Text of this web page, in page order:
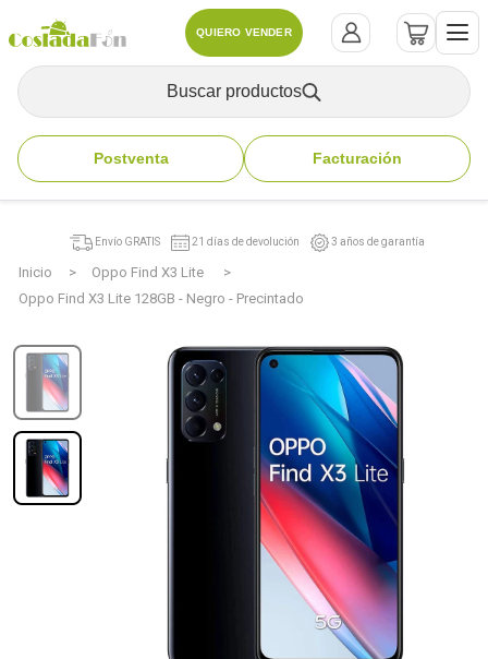
QUIERO VENDER
Buscar productos
Postventa Facturación
Inicio
Oppo Find X3 Lite
Oppo Find X3 Lite 128GB - Negro - Precintado
Envío GRATIS 21 días de devolución 3 años de garantía